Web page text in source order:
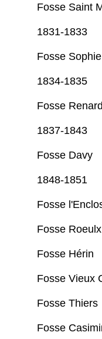
Fosse Saint
1831-1833
Fosse Sophie
1834-1835
Fosse Renard
1837-1843
Fosse Davy
1848-1851
Fosse
Fosse Roeulx
Fosse Hérin
Fosse Vieux
Fosse Thiers
Fosse